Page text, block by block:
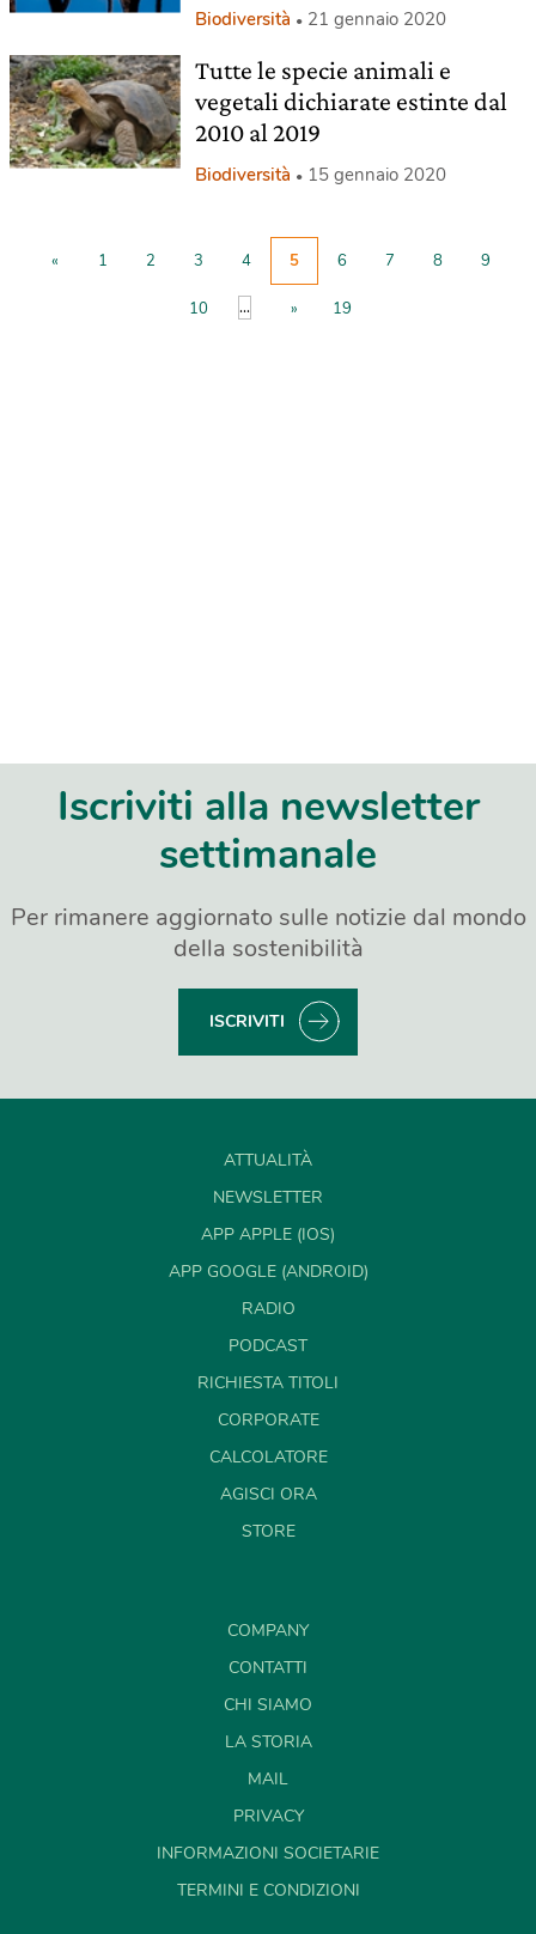
Biodiversità 21 gennaio 2020
Tutte le specie animali e
vegetali dichiarate estinte dal
2010 al 2019
Biodiversità 15 gennaio 2020
« 1 2 3 4 5 6 7 8 9
10 ... » 19
Iscriviti alla newsletter
settimanale
Per rimanere aggiornato sulle notizie dal mondo
della sostenibilità
ISCRIVITI
ATTUALITÀ
NEWSLETTER
APP APPLE (IOS)
APP GOOGLE (ANDROID)
RADIO
PODCAST
RICHIESTA TITOLI
CORPORATE
CALCOLATORE
AGISCI ORA
STORE
COMPANY
CONTATTI
CHI SIAMO
LA STORIA
MAIL
PRIVACY
INFORMAZIONI SOCIETARIE
TERMINI E CONDIZIONI